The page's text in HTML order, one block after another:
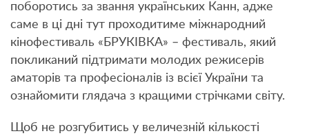
поборотись за звання українських Канн, адже
саме в ці дні тут проходитиме міжнародний
кінофестиваль «БРУКІВКА» – фестиваль, який
покликаний підтримати молодих режисерів
аматорів та професіоналів із всієї України та
ознайомити глядача з кращими стрічками світу.
Щоб не розгубитись у величезній кількості